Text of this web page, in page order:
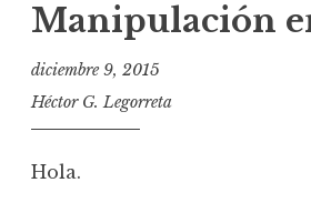
t
Manipulación
diciembre 9, 2015
Héctor G. Legorreta
Hola.